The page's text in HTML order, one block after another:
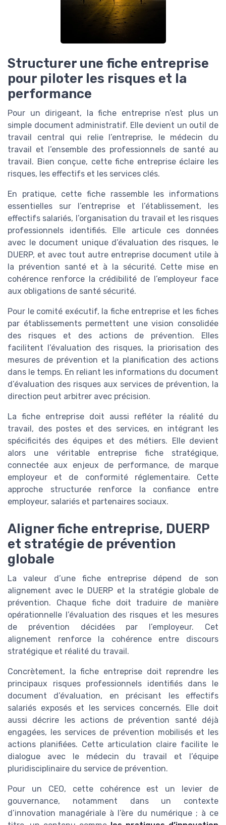
Structurer une fiche entreprise
pour piloter les risques et la
performance
Pour un dirigeant, la fiche entreprise n’est plus un
simple document administratif. Elle devient un outil de
travail central qui relie l’entreprise, le médecin du
travail et l’ensemble des professionnels de santé au
travail. Bien conçue, cette fiche entreprise éclaire les
risques, les effectifs et les services clés.
En pratique, cette fiche rassemble les informations
essentielles sur l’entreprise et l’établissement, les
effectifs salariés, l’organisation du travail et les risques
professionnels identifiés. Elle articule ces données
avec le document unique d’évaluation des risques, le
DUERP, et avec tout autre entreprise document utile à
la prévention santé et à la sécurité. Cette mise en
cohérence renforce la crédibilité de l’employeur face
aux obligations de santé sécurité.
Pour le comité exécutif, la fiche entreprise et les fiches
par établissements permettent une vision consolidée
des risques et des actions de prévention. Elles
facilitent l’évaluation des risques, la priorisation des
mesures de prévention et la planification des actions
dans le temps. En reliant les informations du document
d’évaluation des risques aux services de prévention, la
direction peut arbitrer avec précision.
La fiche entreprise doit aussi refléter la réalité du
travail, des postes et des services, en intégrant les
spécificités des équipes et des métiers. Elle devient
alors une véritable entreprise fiche stratégique,
connectée aux enjeux de performance, de marque
employeur et de conformité réglementaire. Cette
approche structurée renforce la confiance entre
employeur, salariés et partenaires sociaux.
Aligner fiche entreprise, DUERP
et stratégie de prévention
globale
La valeur d’une fiche entreprise dépend de son
alignement avec le DUERP et la stratégie globale de
prévention. Chaque fiche doit traduire de manière
opérationnelle l’évaluation des risques et les mesures
de prévention décidées par l’employeur. Cet
alignement renforce la cohérence entre discours
stratégique et réalité du travail.
Concrètement, la fiche entreprise doit reprendre les
principaux risques professionnels identifiés dans le
document d’évaluation, en précisant les effectifs
salariés exposés et les services concernés. Elle doit
aussi décrire les actions de prévention santé déjà
engagées, les services de prévention mobilisés et les
actions planifiées. Cette articulation claire facilite le
dialogue avec le médecin du travail et l’équipe
pluridisciplinaire du service de prévention.
Pour un CEO, cette cohérence est un levier de
gouvernance, notamment dans un contexte
d’innovation managériale à l’ère du numérique ; à ce